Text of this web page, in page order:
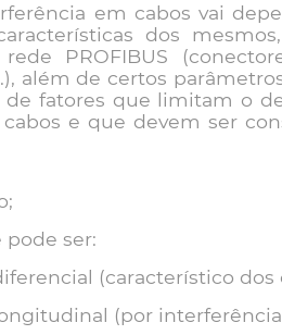
em cabos vai
dos
PROFIBUS
além de certos
de fatores que limitam o
cabos e que devem ser
ser:
(característico dos
(por